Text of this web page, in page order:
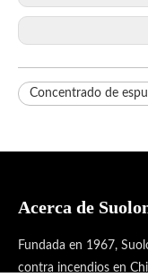
Concentrado de
Acerca de
Fundada en 1967,
contra incendios en